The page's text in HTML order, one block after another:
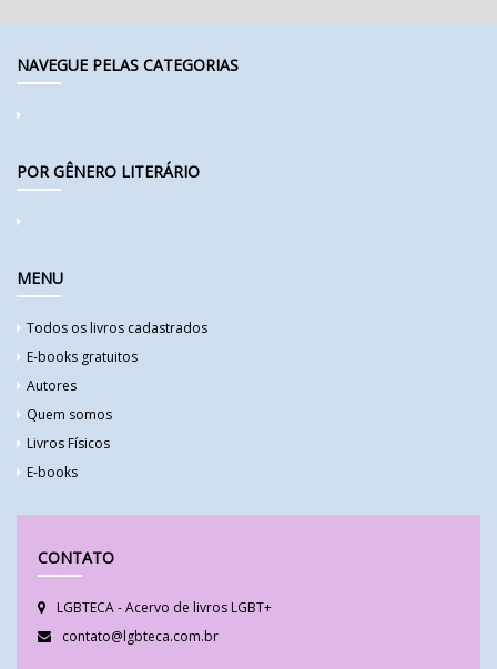
NAVEGUE PELAS CATEGORIAS
POR GÊNERO LITERÁRIO
MENU
Todos os livros cadastrados
E-books gratuitos
Autores
Quem somos
Livros Físicos
E-books
CONTATO
LGBTECA - Acervo de livros LGBT+
contato@lgbteca.com.br